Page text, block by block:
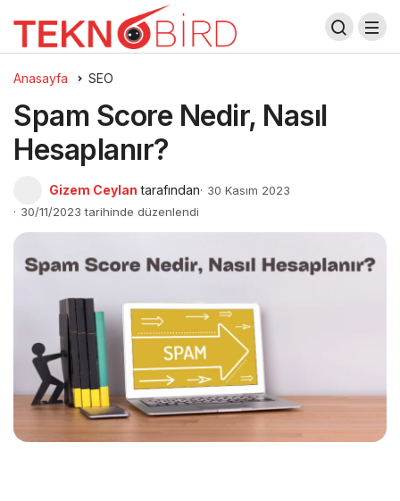
Anasayfa SEO
Spam Score Nedir, Nasıl
Hesaplanır?
Gizem Ceylan tarafından
30 Kasım 2023
30/11/2023 tarihinde düzenlendi